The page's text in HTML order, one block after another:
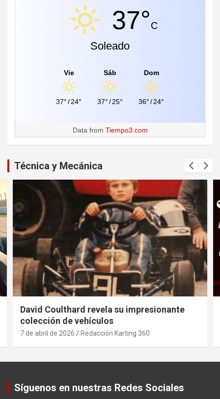
37°C
Soleado
Vie
37°/24°
Sáb
37°/25°
Dom
36°/24°
Data from Tiempo3.com
Técnica y Mecánica
David Coulthard revela su impresionante
colección de vehículos
7 de abril de 2026 Redacción Karting 360
Síguenos en nuestras Redes Sociales